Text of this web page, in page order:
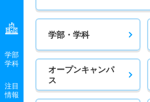
学部
学科
注目
情報
学部・学科
オープンキャンパ
ス